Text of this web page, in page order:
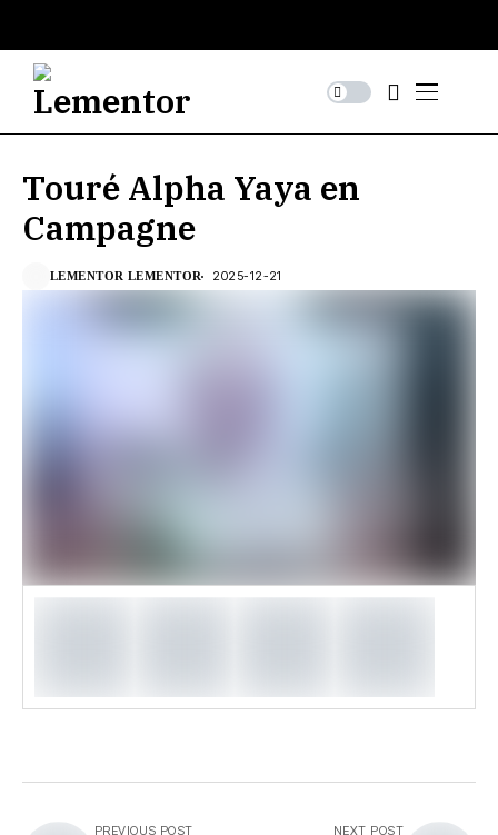
Touré Alpha Yaya en
Campagne
LEMENTOR LEMENTOR 2025-12-21
PREVIOUS POST NEXT POST